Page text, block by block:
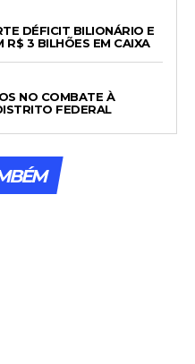
DÉFICIT BILIONÁRIO E
3 BILHÕES EM CAIXA
NO COMBATE À
FEDERAL